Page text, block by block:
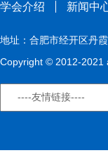
学会介绍 新闻中
地址：合肥市经开区丹
Copyright © 2012-2021